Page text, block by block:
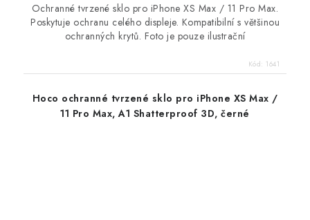
Ochranné tvrzené sklo pro iPhone XS Max / 11 Pro Max.
Poskytuje ochranu celého displeje. Kompatibilní s většinou
ochranných krytů. Foto je pouze ilustrační
Kód: 1641
Hoco ochranné tvrzené sklo pro iPhone XS Max /
11 Pro Max, A1 Shatterproof 3D, černé